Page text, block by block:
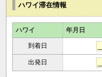
ハワイ滞在情報
ハワイ 年月日
到着日
出発日